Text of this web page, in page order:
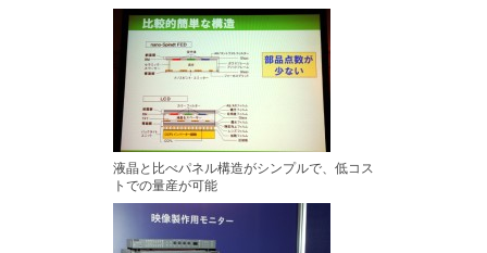
液晶と比べパネル構造がシンプルで、低コス
トでの量産が可能